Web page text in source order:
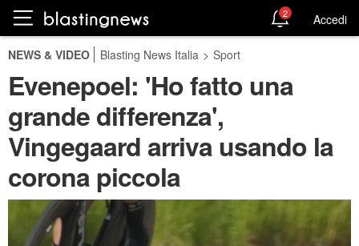
2 Accedi
NEWS & VIDEO Blasting News Italia > Sport
Evenepoel: 'Ho fatto una
grande differenza',
Vingegaard arriva usando la
corona piccola